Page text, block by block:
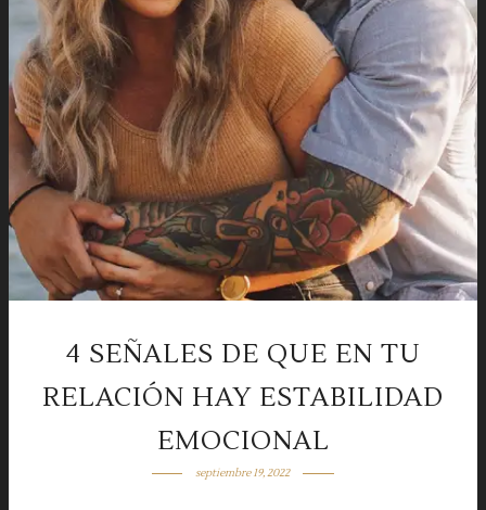
4 SEÑALES DE QUE EN TU
RELACIÓN HAY ESTABILIDAD
EMOCIONAL
septiembre 19, 2022